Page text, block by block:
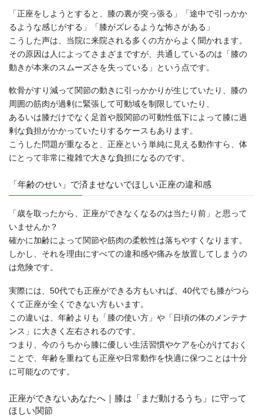
「正座をしようとすると、膝の裏が突っ張る」「途中で引っかか
るような感じがする」「膝がズレるような怖さがある」
こうした声は、当院に来院される多くの方からよく聞かれます。
その原因は人によってさまざまですが、共通しているのは「膝の
動きが本来のスムーズさを失っている」という点です。
軟骨がすり減って関節の動きに引っかかりが生じていたり、膝の
周囲の筋肉が過剰に緊張して可動域を制限していたり、
あるいは膝だけでなく足首や股関節の可動性低下によって膝に過
剰な負担がかかっていたりするケースもあります。
こうした問題が重なると、正座という単純に見える動作すら、体
にとって非常に複雑で大きな負担になるのです。
「年齢のせい」で済ませないでほしい正座の違和感
「歳を取ったから、正座ができなくなるのは当たり前」と思って
いませんか？
確かに加齢によって関節や筋肉の柔軟性は落ちやすくなります。
しかし、それを理由にすべての違和感や痛みを放置してしまうの
は危険です。
実際には、50代でも正座ができる方もいれば、40代でも膝がつら
くて正座が全くできない方もいます。
この違いは、年齢よりも「膝の使い方」や「日頃の体のメンテナ
ンス」に大きく左右されるのです。
つまり、今のうちから膝に優しい生活習慣やケアを心がけておく
ことで、年齢を重ねても正座や日常動作を快適に保つことは十分
に可能なのです。
正座ができないあなたへ｜膝は「まだ動けるうち」に守って
ほしい関節